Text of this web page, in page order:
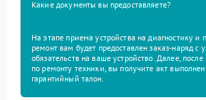
Какие документы вы предоставляете?
На этапе приема устройства на диагностику и
ремонт вам будет предоставлен заказ-наряд с
обязательств на ваше устройство. Далее,
по ремонту техники, вы получите акт
гарантийный талон.